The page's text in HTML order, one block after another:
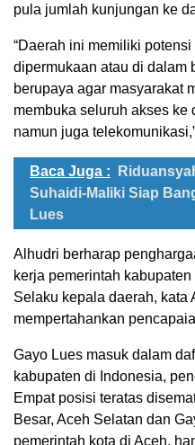
pula jumlah kunjungan ke
“Daerah ini memiliki
dipermukaan atau di dalam
berupaya agar masyarakat
membuka seluruh akses ke
namun juga
Baca Juga :
Suhaidi-Maliki Siap
Lues
Alhudri berharap
kerja pemerintah
Selaku kepala daerah, kata
mempertahankan
Gayo Lues masuk dalam
kabupaten di Indonesia,
Empat posisi teratas
Besar, Aceh Selatan dan
pemerintah kota di Aceh,